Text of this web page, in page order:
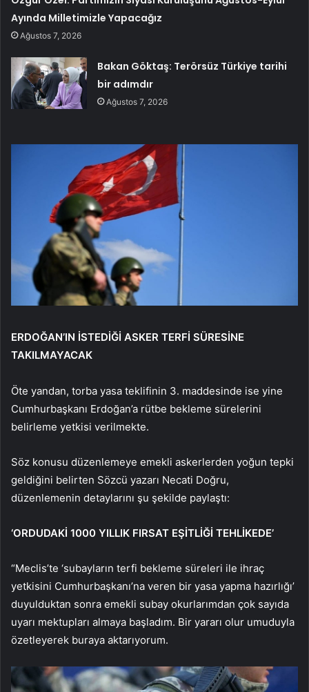
Ayında Milletimizle Yapacağız
Ağustos 7, 2026
Bakan Göktaş: Terörsüz Türkiye tarihi
bir adımdır
Ağustos 7, 2026
ERDOĞAN’IN İSTEDİĞİ ASKER TERFİ SÜRESİNE
TAKILMAYACAK
Öte yandan, torba yasa teklifinin 3. maddesinde ise yine
Cumhurbaşkanı Erdoğan’a rütbe bekleme sürelerini
belirleme yetkisi verilmekte.
Söz konusu düzenlemeye emekli askerlerden yoğun tepki
geldiğini belirten Sözcü yazarı Necati Doğru,
düzenlemenin detaylarını şu şekilde paylaştı:
‘ORDUDAKİ 1000 YILLIK FIRSAT EŞİTLİĞİ TEHLİKEDE’
“Meclis’te ‘subayların terfi bekleme süreleri ile ihraç
yetkisini Cumhurbaşkanı’na veren bir yasa yapma hazırlığı’
duyulduktan sonra emekli subay okurlarımdan çok sayıda
uyarı mektupları almaya başladım. Bir yararı olur umuduyla
özetleyerek buraya aktarıyorum.